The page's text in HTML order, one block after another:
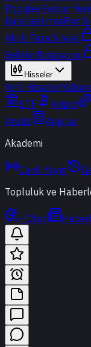
Popüler Fonlar Yeni
KarşılaştırmaFon
Akıllı Para Sinyali
Sektör Rotasyonu
Hisseler
Yerli Hisseler
ETF
Kripto
Analiz
Araçlar
Akademi
Canlı Yayın
Topluluk ve
t-Chat